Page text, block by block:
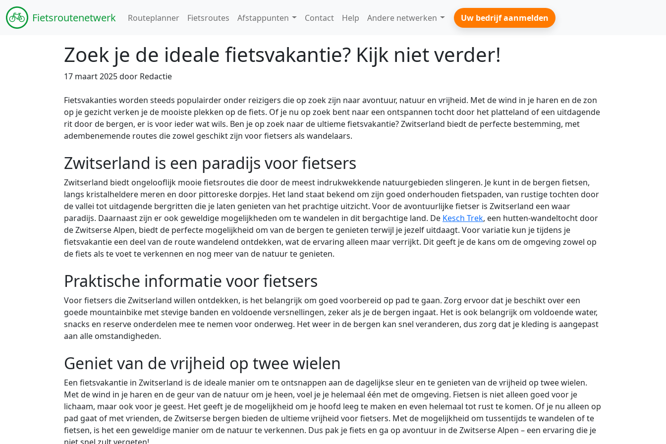
Fietsroutenetwerk Routeplanner Fietsroutes Afstappunten Contact Help Andere netwerken Uw bedrijf aanmelden
Zoek je de ideale fietsvakantie? Kijk niet verder!
17 maart 2025 door Redactie
Fietsvakanties worden steeds populairder onder reizigers die op zoek zijn naar avontuur, natuur en vrijheid. Met de wind in je haren en de zon
op je gezicht verken je de mooiste plekken op de fiets. Of je nu op zoek bent naar een ontspannen tocht door het platteland of een uitdagende
rit door de bergen, er is voor ieder wat wils. Ben je op zoek naar de ultieme fietsvakantie? Zwitserland biedt de perfecte bestemming, met
adembenemende routes die zowel geschikt zijn voor fietsers als wandelaars.
Zwitserland is een paradijs voor fietsers
Zwitserland biedt ongelooflijk mooie fietsroutes die door de meest indrukwekkende natuurgebieden slingeren. Je kunt in de bergen fietsen,
langs kristalheldere meren en door pittoreske dorpjes. Het land staat bekend om zijn goed onderhouden fietspaden, van rustige tochten door
de vallei tot uitdagende bergritten die je laten genieten van het prachtige uitzicht. Voor de avontuurlijke fietser is Zwitserland een waar
paradijs. Daarnaast zijn er ook geweldige mogelijkheden om te wandelen in dit bergachtige land. De Kesch Trek, een hutten-wandeltocht door
de Zwitserse Alpen, biedt de perfecte mogelijkheid om van de bergen te genieten terwijl je jezelf uitdaagt. Voor variatie kun je tijdens je
fietsvakantie een deel van de route wandelend ontdekken, wat de ervaring alleen maar verrijkt. Dit geeft je de kans om de omgeving zowel op
de fiets als te voet te verkennen en nog meer van de natuur te genieten.
Praktische informatie voor fietsers
Voor fietsers die Zwitserland willen ontdekken, is het belangrijk om goed voorbereid op pad te gaan. Zorg ervoor dat je beschikt over een
goede mountainbike met stevige banden en voldoende versnellingen, zeker als je de bergen ingaat. Het is ook belangrijk om voldoende water,
snacks en reserve onderdelen mee te nemen voor onderweg. Het weer in de bergen kan snel veranderen, dus zorg dat je kleding is aangepast
aan alle omstandigheden.
Geniet van de vrijheid op twee wielen
Een fietsvakantie in Zwitserland is de ideale manier om te ontsnappen aan de dagelijkse sleur en te genieten van de vrijheid op twee wielen.
Met de wind in je haren en de geur van de natuur om je heen, voel je je helemaal één met de omgeving. Fietsen is niet alleen goed voor je
lichaam, maar ook voor je geest. Het geeft je de mogelijkheid om je hoofd leeg te maken en even helemaal tot rust te komen. Of je nu alleen op
pad gaat of met vrienden, de Zwitserse bergen bieden de ultieme vrijheid voor fietsers. Met de mogelijkheid om tussentijds te wandelen of te
fietsen, is het een geweldige manier om de natuur te verkennen. Dus pak je fiets en ga op avontuur in de Zwitserse Alpen – een ervaring die je